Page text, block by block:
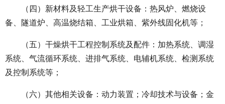
（四）新材料及轻工生产烘干设备：热风炉、燃烧设
备、隧道炉、高温烧结箱、工业烘箱、紫外线固化机等；
（五）干燥烘干工程控制系统及配件：加热系统、调湿
系统、气流循环系统、进排气系统、电辅机系统、检测系统
及控制系统等；
（六）其他相关设备：动力装置；冷却技术与设备；金